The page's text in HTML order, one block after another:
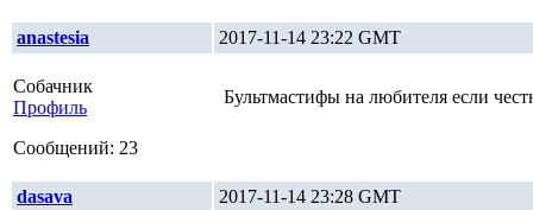
anastesia 2017-11-14 23:22 GMT
Собачник
Профиль
Сообщений: 23
Бультмастифы на любителя если
dasava 2017-11-14 23:28 GMT